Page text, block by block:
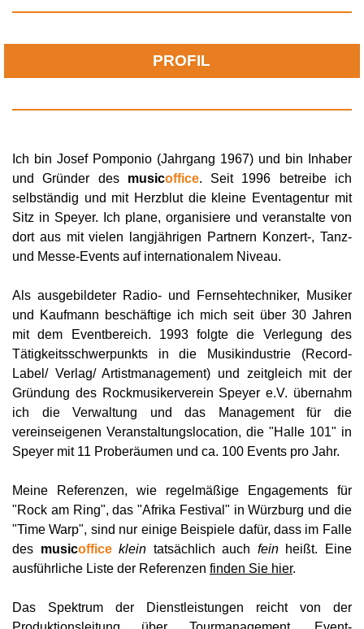
PROFIL
Ich bin Josef Pomponio (Jahrgang 1967) und bin Inhaber
und Gründer des musicoffice. Seit 1996 betreibe ich
selbständig und mit Herzblut die kleine Eventagentur mit
Sitz in Speyer. Ich plane, organisiere und veranstalte von
dort aus mit vielen langjährigen Partnern Konzert-, Tanz-
und Messe-Events auf internationalem Niveau.
Als ausgebildeter Radio- und Fernsehtechniker, Musiker
und Kaufmann beschäftige ich mich seit über 30 Jahren
mit dem Eventbereich. 1993 folgte die Verlegung des
Tätigkeitsschwerpunkts in die Musikindustrie (Record-
Label/ Verlag/ Artistmanagement) und zeitgleich mit der
Gründung des Rockmusikerverein Speyer e.V. übernahm
ich die Verwaltung und das Management für die
vereinseigenen Veranstaltungslocation, die "Halle 101" in
Speyer mit 11 Proberäumen und ca. 100 Events pro Jahr.
Meine Referenzen, wie regelmäßige Engagements für
"Rock am Ring", das "Afrika Festival" in Würzburg und die
"Time Warp", sind nur einige Beispiele dafür, dass im Falle
des musicoffice klein tatsächlich auch feinheißt. Eine
ausführliche Liste der Referenzen finden Sie hier.
Das Spektrum der Dienstleistungen reicht von der